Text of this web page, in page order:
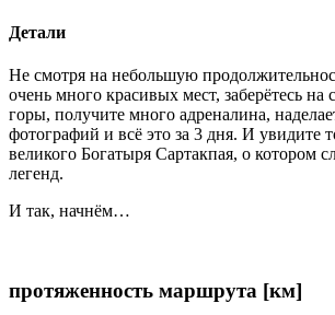
Детали
Не смотря на небольшую
очень много красивых мест, заберётесь
горы, получите много адреналина,
фотографий и всё это за 3 дня. И увидите
великого Богатыря Сартакпая, о котором
легенд.
И так, начнём…
протяженность маршрута [км]